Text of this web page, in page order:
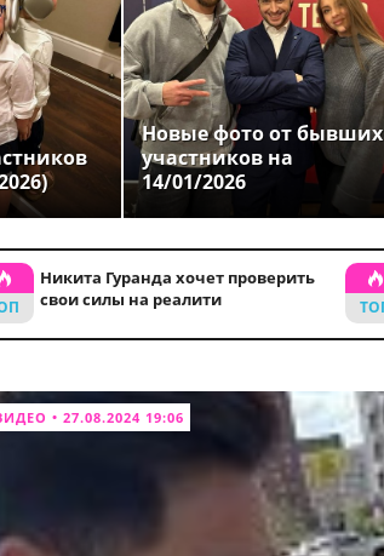
Новые фото от бывших
участников на
14/01/2026
Никита Гуранда хочет проверить
свои силы на реалити
• 27.08.2024 19:06